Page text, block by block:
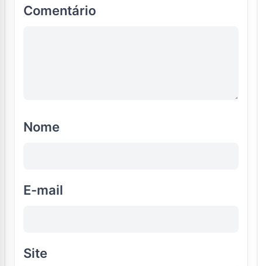
Comentário
Nome
E-mail
Site